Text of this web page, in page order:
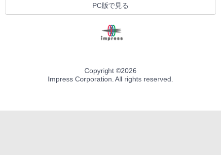
PC版で見る
Copyright ©2026
Impress Corporation. All rights reserved.